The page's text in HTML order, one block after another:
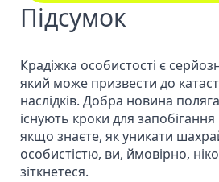
Підсумок
Крадіжка особистості є
який може призвести до
наслідків. Добра новина
існують кроки для запобігання
якщо знаєте, як уникати
особистістю, ви, ймовірно,
зіткнетеся.